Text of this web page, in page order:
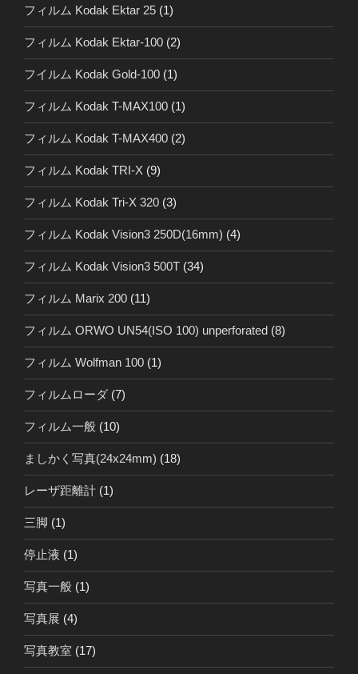
フィルム Kodak Ektar 25 (1)
フィルム Kodak Ektar-100 (2)
フイルム Kodak Gold-100 (1)
フィルム Kodak T-MAX100 (1)
フィルム Kodak T-MAX400 (2)
フィルム Kodak TRI-X (9)
フィルム Kodak Tri-X 320 (3)
フィルム Kodak Vision3 250D(16mm) (4)
フィルム Kodak Vision3 500T (34)
フィルム Marix 200 (11)
フィルム ORWO UN54(ISO 100) unperforated (8)
フィルム Wolfman 100 (1)
フィルムローダ (7)
フィルム一般 (10)
ましかく写真(24x24mm) (18)
レーザ距離計 (1)
三脚 (1)
停止液 (1)
写真一般 (1)
写真展 (4)
写真教室 (17)